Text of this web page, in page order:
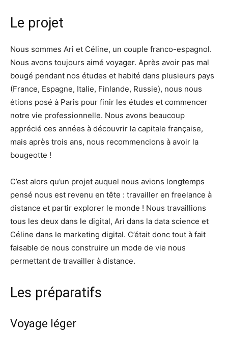
Le projet
Nous sommes Ari et Céline, un couple franco-espagnol.
Nous avons toujours aimé voyager. Après avoir pas mal
bougé pendant nos études et habité dans plusieurs pays
(France, Espagne, Italie, Finlande, Russie), nous nous
étions posé à Paris pour finir les études et commencer
notre vie professionnelle. Nous avons beaucoup
apprécié ces années à découvrir la capitale française,
mais après trois ans, nous recommencions à avoir la
bougeotte !
C’est alors qu’un projet auquel nous avions longtemps
pensé nous est revenu en tête : travailler en freelance à
distance et partir explorer le monde ! Nous travaillions
tous les deux dans le digital, Ari dans la data science et
Céline dans le marketing digital. C’était donc tout à fait
faisable de nous construire un mode de vie nous
permettant de travailler à distance.
Les préparatifs
Voyage léger